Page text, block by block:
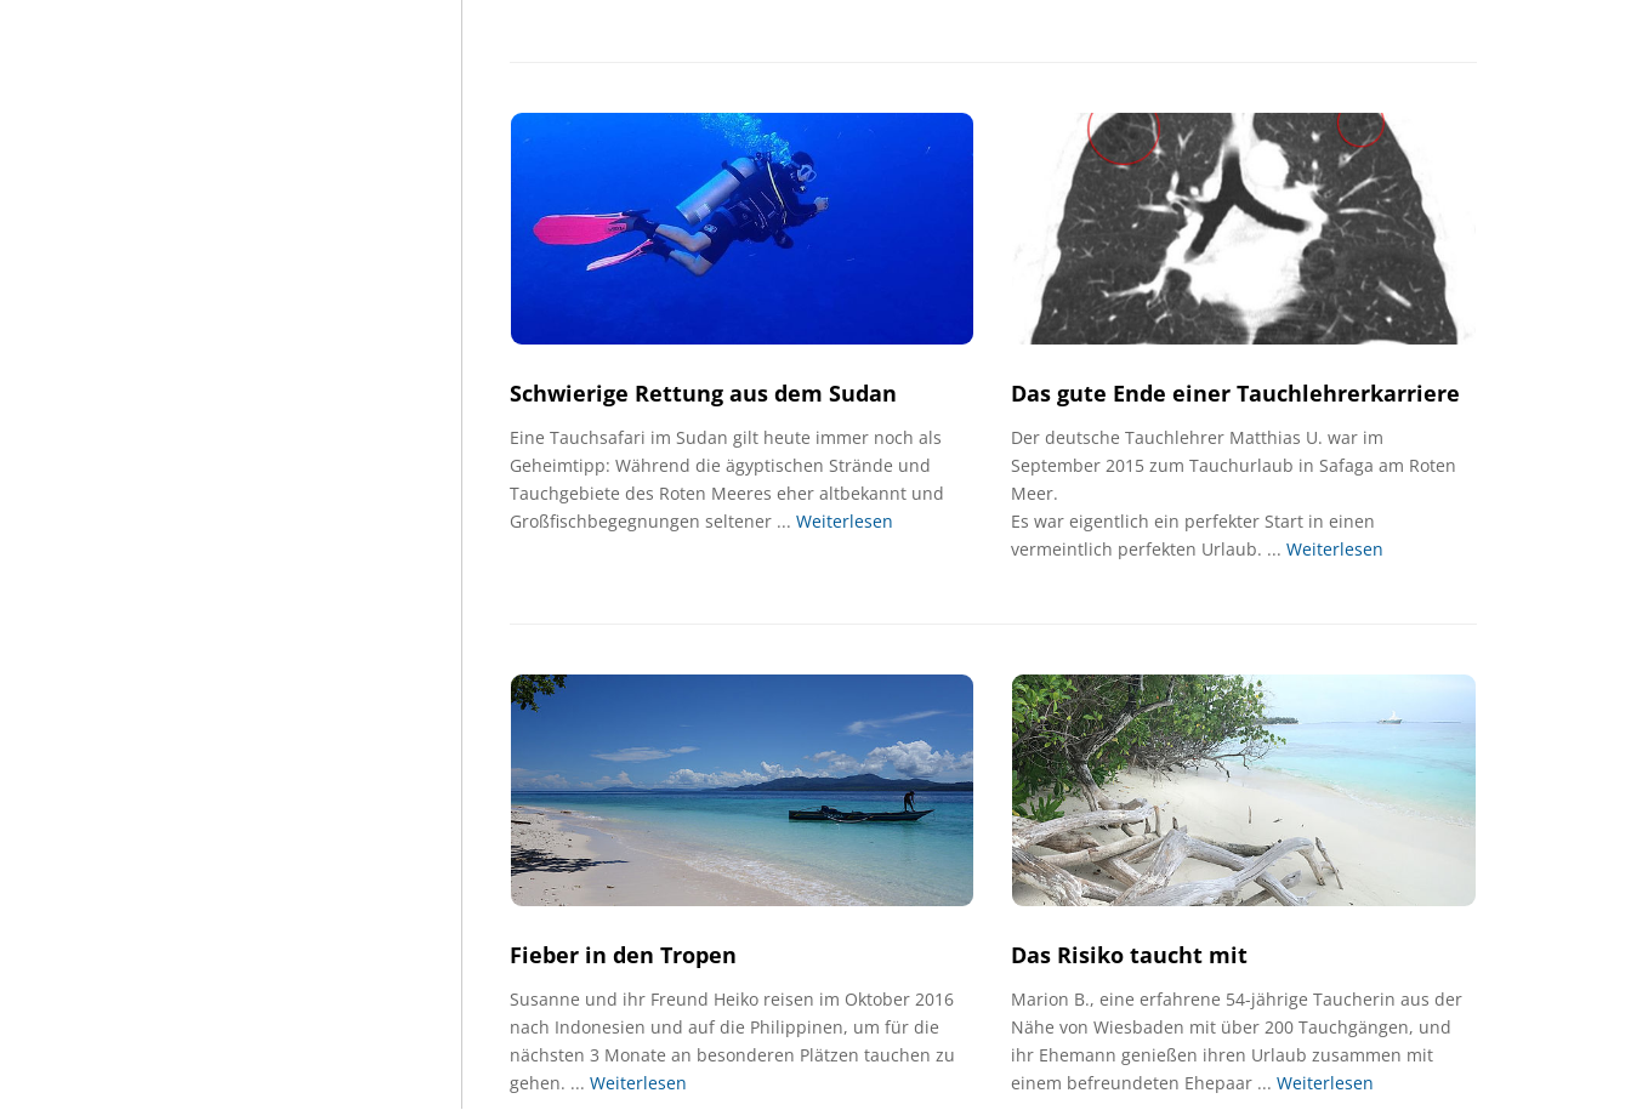
Schwierige Rettung aus dem Sudan
Eine Tauchsafari im Sudan gilt heute immer noch als
Geheimtipp: Während die ägyptischen Strände und
Tauchgebiete des Roten Meeres eher altbekannt und
Großfischbegegnungen seltener ... Weiterlesen
Das gute Ende einer Tauchlehrerkarriere
Der deutsche Tauchlehrer Matthias U. war im
September 2015 zum Tauchurlaub in Safaga am Roten
Meer.
Es war eigentlich ein perfekter Start in einen
vermeintlich perfekten Urlaub. ...Weiterlesen
Fieber in den Tropen
Susanne und ihr Freund Heiko reisen im Oktober 2016
nach Indonesien und auf die Philippinen, um für die
nächsten 3 Monate an besonderen Plätzen tauchen zu
gehen. ... Weiterlesen
Das Risiko taucht mit
Marion B., eine erfahrene 54-jährige Taucherin aus der
Nähe von Wiesbaden mit über 200 Tauchgängen, und
ihr Ehemann ge­nießen ihren Urlaub zusammen mit
einem befreundeten Ehepaar ...Weiterlesen